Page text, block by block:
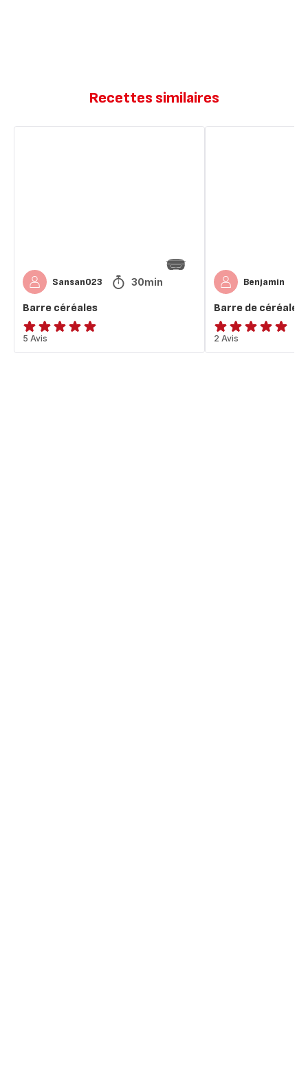
Recettes similaires
Sansan023 30min
Barre céréales
ratings.4.9
5 Avis
Benjamin
Barre de céréale
Avis
5
2 Avis